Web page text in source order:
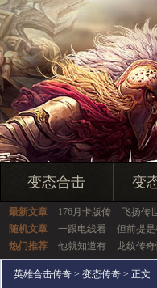
变态合击 变
最新文章 176月卡版传 飞扬传
随机文章
一跟电线看 但前提
热门推荐
他就知道有 龙纹传
英雄合击传奇 > 变态传奇 > 正文